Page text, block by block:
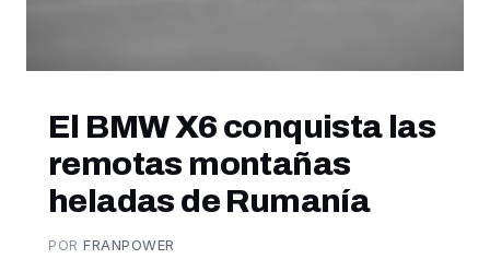
El BMW X6 conquista las
remotas montañas
heladas de Rumanía
PORFRANPOWER